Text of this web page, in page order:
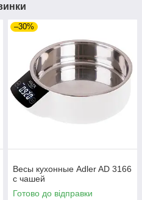
–30%
Весы кухонные Adler AD 3166
с чашей
Готово до відправки